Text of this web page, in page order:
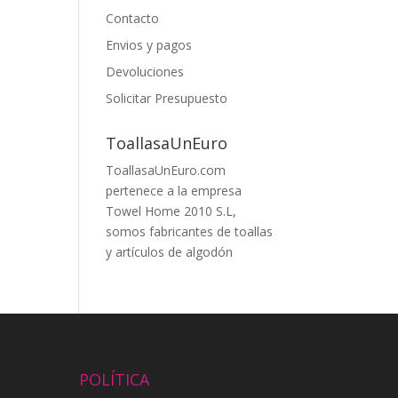
Contacto
Envios y pagos
Devoluciones
Solicitar Presupuesto
ToallasaUnEuro
ToallasaUnEuro.com
pertenece a la empresa
Towel Home 2010 S.L,
somos fabricantes de toallas
y artículos de algodón
POLÍTICA